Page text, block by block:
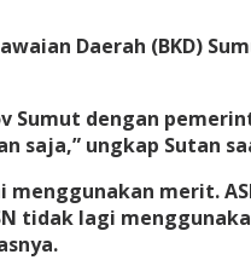
Daerah (BKD)
Sumut dengan
saja,” ungkap Sutan
menggunakan merit.
tidak lagi